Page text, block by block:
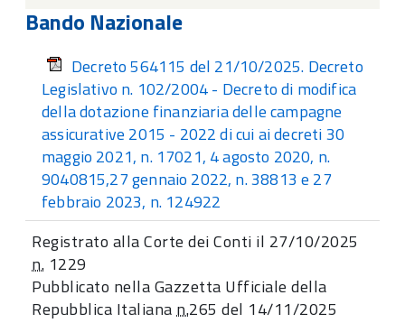
Bando Nazionale
Decreto 564115 del 21/10/2025. Decreto
Legislativo n. 102/2004 - Decreto di modifica
della dotazione finanziaria delle campagne
assicurative 2015 - 2022 di cui ai decreti 30
maggio 2021, n. 17021, 4 agosto 2020, n.
9040815,27 gennaio 2022, n. 38813 e 27
febbraio 2023, n. 124922
Registrato alla Corte dei Conti il 27/10/2025
n. 1229
Pubblicato nella Gazzetta Ufficiale della
Repubblica Italianan.265 del 14/11/2025